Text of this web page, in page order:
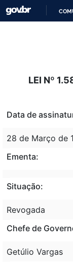
LEI Nº
Data de
28 de Março de
Ementa:
Situação:
Revogada
Chefe de
Getúlio Vargas